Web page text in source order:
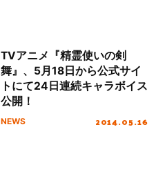
TVアニメ『精霊使いの剣
舞』、5月18日から公式サイ
トにて24日連続キャラボイス
公開！
NEWS 2014.05.16